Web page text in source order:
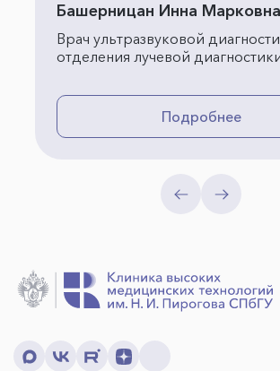
Башерницан Инна Марковна
Врач ультразвуковой
отделения лучевой
Подробнее